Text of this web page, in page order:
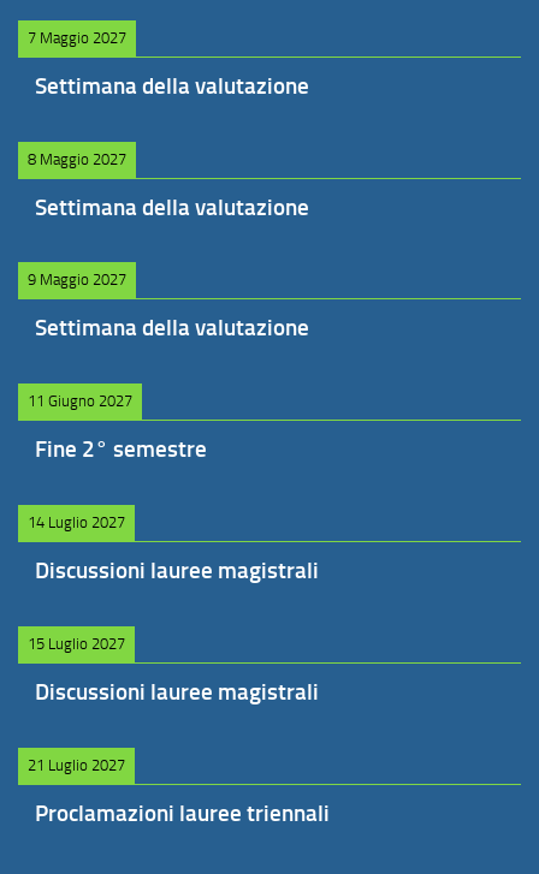
7 Maggio 2027
Settimana della valutazione
8 Maggio 2027
Settimana della valutazione
9 Maggio 2027
Settimana della valutazione
11 Giugno 2027
Fine 2° semestre
14 Luglio 2027
Discussioni lauree magistrali
15 Luglio 2027
Discussioni lauree magistrali
21 Luglio 2027
Proclamazioni lauree triennali